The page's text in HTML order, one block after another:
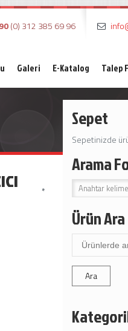
(0) 312 385 69 96
Galeri E-Katalog Talep
*
*
Sepet
Sepetinizde
Arama
Ürün Ara
Ara:
Ara